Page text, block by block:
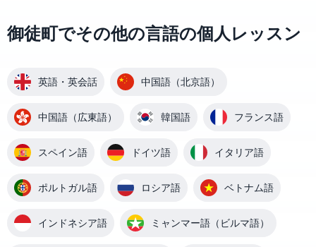
御徒町でその他の言語の個人レッスン
英語・英会話 中国語（北京語）
中国語（広東語） 韓国語 フランス語
スペイン語 ドイツ語 イタリア語
ポルトガル語 ロシア語 ベトナム語
インドネシア語 ミャンマー語（ビルマ語）